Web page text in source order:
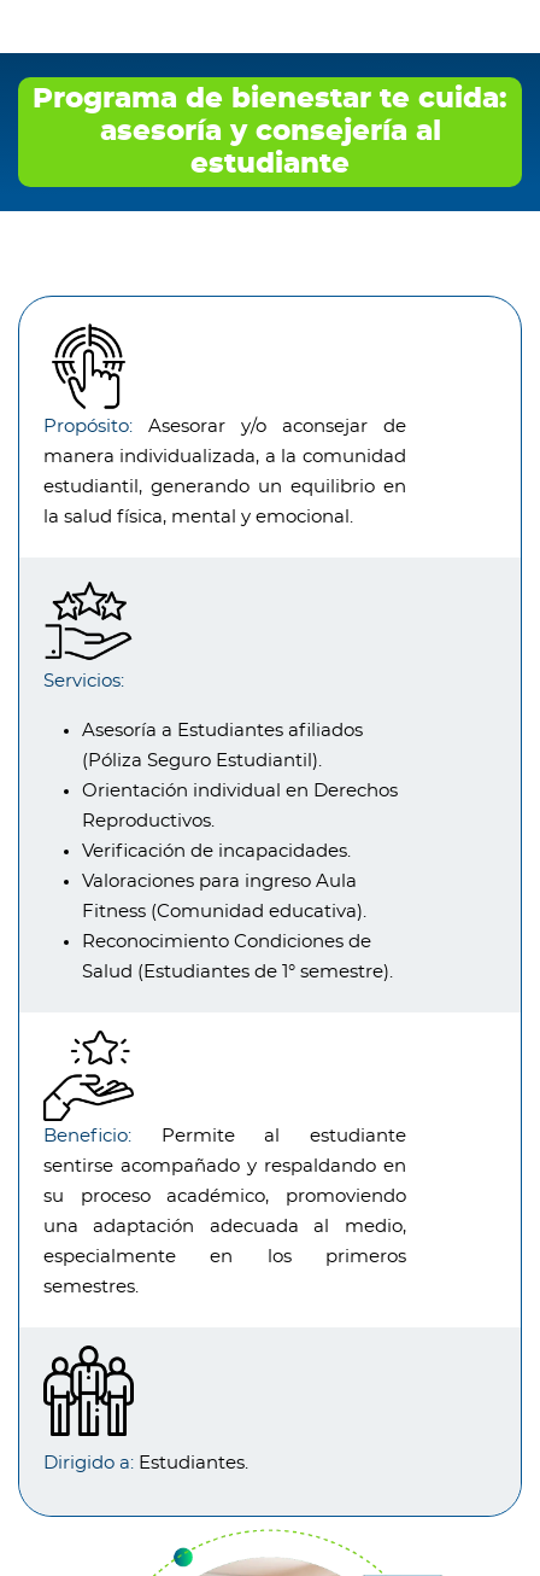
Programa de bienestar te cuida:
asesoría y consejería al
estudiante
Propósito: Asesorar y/o aconsejar de
manera individualizada, a la comunidad
estudiantil, generando un equilibrio en
la salud física, mental y emocional.
Servicios:
Asesoría a Estudiantes afiliados
(Póliza Seguro Estudiantil).
Orientación individual en Derechos
Reproductivos.
Verificación de incapacidades.
Valoraciones para ingreso Aula
Fitness (Comunidad educativa).
Reconocimiento Condiciones de
Salud (Estudiantes de 1° semestre).
Beneficio: Permite al estudiante
sentirse acompañado y respaldando en
su proceso académico, promoviendo
una adaptación adecuada al medio,
especialmente en los primeros
semestres.
Dirigido a: Estudiantes.